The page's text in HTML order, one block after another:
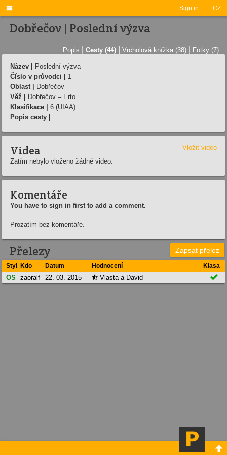
Sign in CZ

Dobřečov | Poslední výzva
Popis Cesty (44) Vrcholová knížka (38) Fotky (7)
Název |
Poslední výzva
Číslo v průvodci |
1
Oblast |
Dobřečov
Věž |
Dobřečov – Erto
Klasifikace |
6 (UIAA)
Popis cesty |
Videa
Vložit video
Zatím nebylo vloženo žádné video.
Komentáře
You have to sign in first to add a comment.
Prozatím bez komentáře.
Přelezy Zapsat přelez
Styl Kdo Datum Hodnocení Klasa
OS zaoralf 22. 03. 2015  Vlasta a David 
